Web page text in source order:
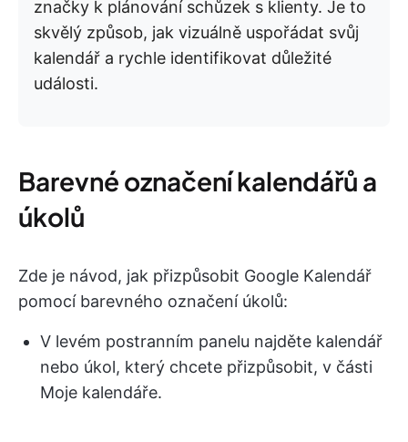
značky k plánování schůzek s klienty. Je to
skvělý způsob, jak vizuálně uspořádat svůj
kalendář a rychle identifikovat důležité
události.
Barevné označení kalendářů a
úkolů
Zde je návod, jak přizpůsobit Google Kalendář
pomocí barevného označení úkolů:
V levém postranním panelu najděte kalendář
nebo úkol, který chcete přizpůsobit, v části
Moje kalendáře.